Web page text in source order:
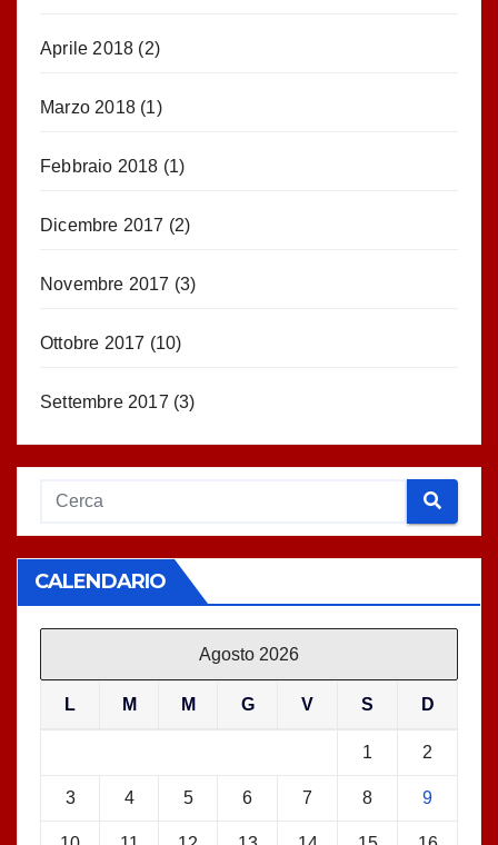
Aprile 2018 (2)
Marzo 2018 (1)
Febbraio 2018 (1)
Dicembre 2017 (2)
Novembre 2017 (3)
Ottobre 2017 (10)
Settembre 2017 (3)
CALENDARIO
Agosto 2026
L M M G V S D
1 2
3 4 5 6 7 8 9